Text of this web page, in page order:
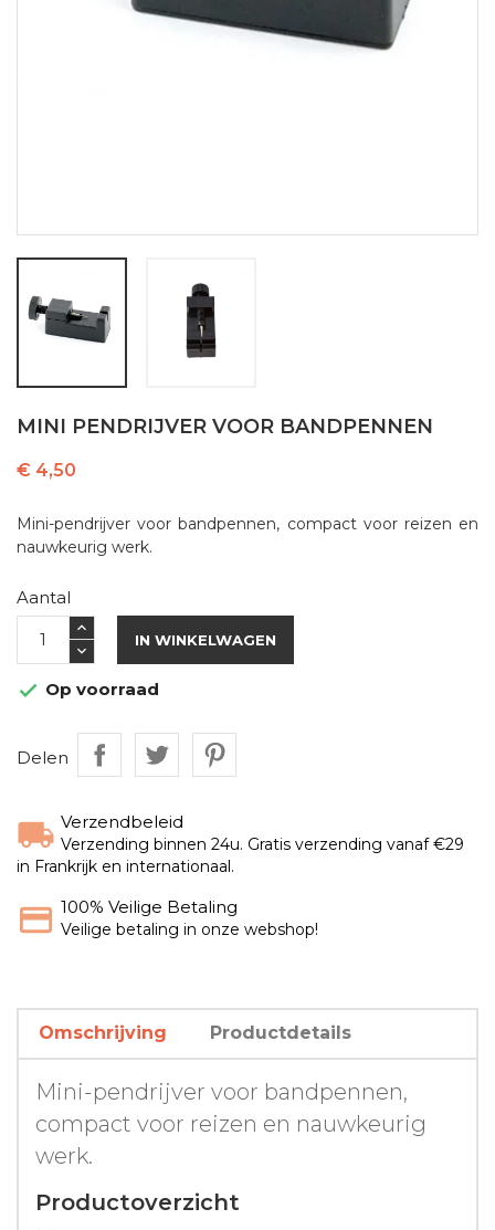
MINI PENDRIJVER VOOR BANDPENNEN
€ 4,50
Mini-pendrijver voor bandpennen, compact voor reizen en
nauwkeurig werk.
Aantal
IN WINKELWAGEN
 Op voorraad
Delen
Verzendbeleid
Verzending binnen 24u. Gratis verzending vanaf €29
in Frankrijk en internationaal.
100% Veilige Betaling
Veilige betaling in onze webshop!
Omschrijving Productdetails
Mini-pendrijver voor bandpennen,
compact voor reizen en nauwkeurig
werk.
Productoverzicht